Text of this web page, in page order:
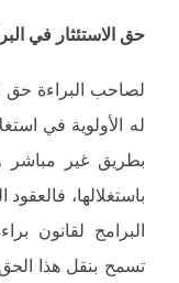
حق الاستئثار في
لصاحب البراءة حق
له الأولوية في
بطريق غير مباشر
باستغلالها،
البرامج لقانون
تسمح بنقل هذا